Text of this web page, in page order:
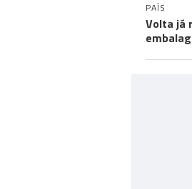
PAÍS
Volta já